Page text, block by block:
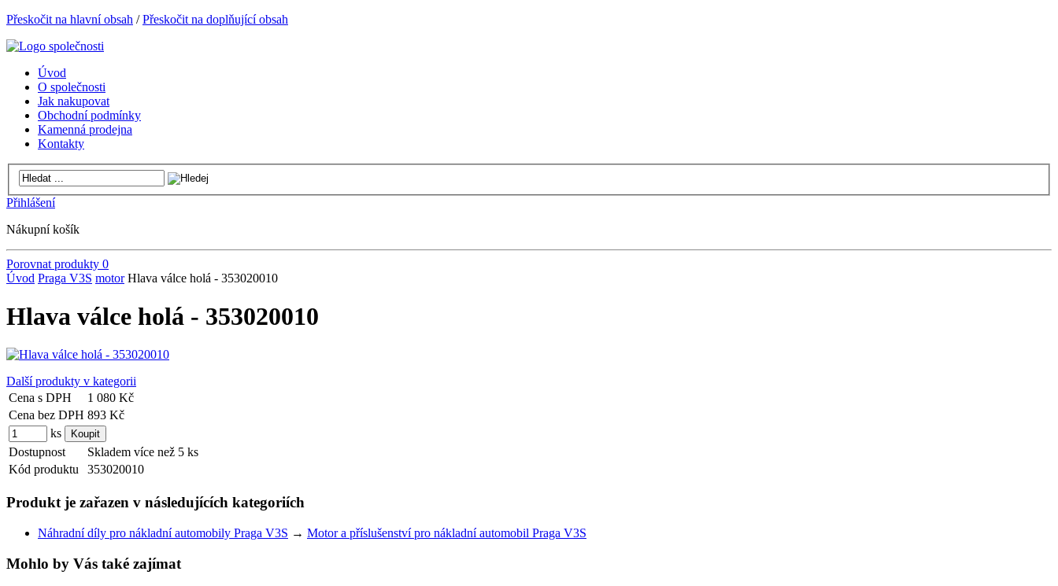
Přeskočit na hlavní obsah /Přeskočit na doplňující obsah
Úvod
O společnosti
Jak nakupovat
Obchodní podmínky
Kamenná prodejna
Kontakty
Přihlášení
Nákupní košík
Porovnat produkty 0
Úvod Praga V3S motor Hlava válce holá - 353020010
Hlava válce holá - 353020010
Další produkty v kategorii
Cena s DPH
1 080 Kč
Cena bez DPH 893 Kč
ks
Dostupnost
Skladem více než 5 ks
Kód produktu
353020010
Produkt je zařazen v následujících kategoriích
Náhradní díly pro nákladní automobily Praga V3S → Motor a příslušenství pro nákladní automobil Praga V3S
Mohlo by Vás také zajímat